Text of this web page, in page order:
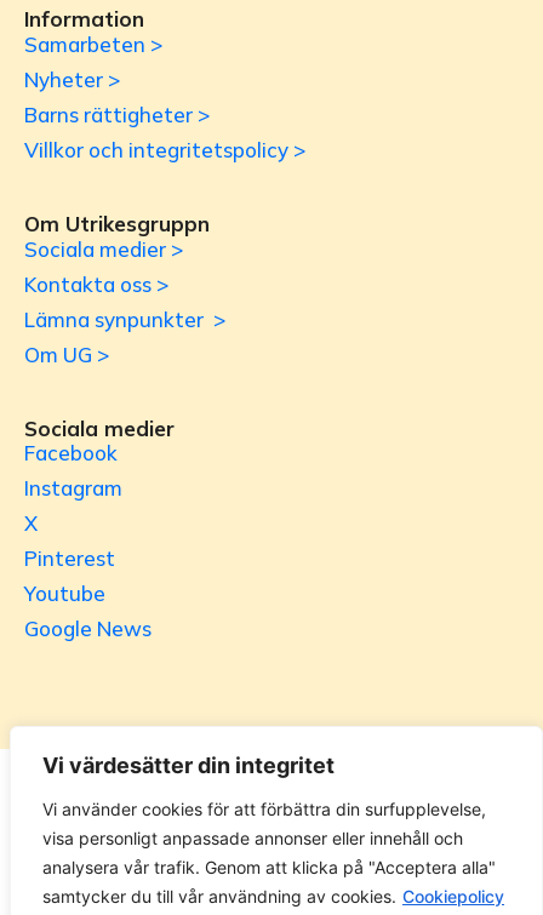
Vi värdesätter din integritet
Vi använder cookies för att förbättra din surfupplevelse,
visa personligt anpassade annonser eller innehåll och
analysera vår trafik. Genom att klicka på "Acceptera alla"
samtycker du till vår användning av cookies. Cookiepolicy
Information
Samarbeten >
Nyheter >
Barns rättigheter >
Villkor och integritetspolicy >
Om Utrikesgruppn
Sociala medier >
Kontakta oss >
Lämna synpunkter >
Om UG >
Sociala medier
Facebook
Instagram
X
Pinterest
Youtube
Google News
Utrikesgruppen
UG.se – representeras helt i privat regi av Svenska
Utrikesgruppen AB. Materialet på webbplatsen får ej
kopieras utan tillåtelse. Alla priser anges ink. moms. 14